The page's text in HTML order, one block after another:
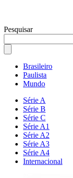
Pesquisar
Brasileiro
Paulista
Mundo
Série A
Série B
Série C
Série A1
Série A2
Série A3
Série A4
Internacional